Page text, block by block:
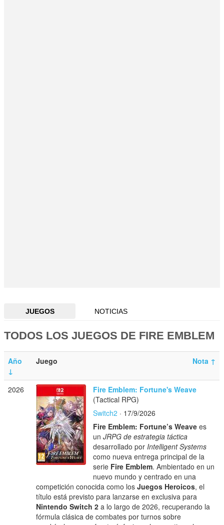
JUEGOS NOTICIAS
TODOS LOS JUEGOS DE FIRE EMBLEM
Año
↓
Nota ↑
Juego
2026
Fire Emblem: Fortune's Weave
(Tactical RPG)
Switch2 · 17/9/2026
Fire Emblem: Fortune’s Weave es
unJRPG de estrategia táctica
desarrollado porIntelligent Systems
como nueva entrega principal de la
serie Fire Emblem. Ambientado en un
nuevo mundo y centrado en una
competición conocida como losJuegos Heroicos, el
título está previsto para lanzarse en exclusiva para
Nintendo Switch 2 a lo largo de 2026, recuperando la
fórmula clásica de combates por turnos sobre